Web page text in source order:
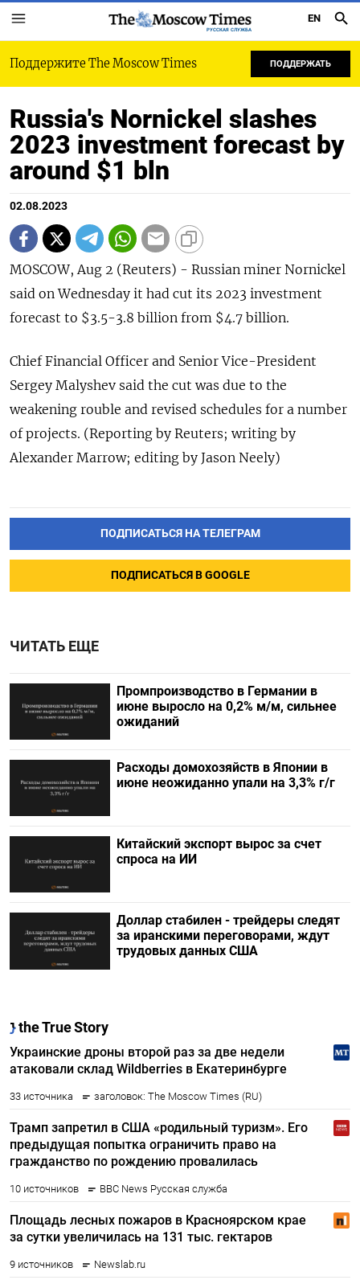
РУССКАЯ СЛУЖБА
EN
Поддержите The Moscow Times ПОДДЕРЖАТЬ
Russia's Nornickel slashes
2023 investment forecast by
around $1 bln
02.08.2023
MOSCOW, Aug 2 (Reuters) - Russian miner Nornickel
said on Wednesday it had cut its 2023 investment
forecast to $3.5-3.8 billion from $4.7 billion.
Chief Financial Officer and Senior Vice-President
Sergey Malyshev said the cut was due to the
weakening rouble and revised schedules for a number
of projects. (Reporting by Reuters; writing by
Alexander Marrow; editing by Jason Neely)
ПОДПИСАТЬСЯ НА ТЕЛЕГРАМ
ПОДПИСАТЬСЯ В GOOGLE
ЧИТАТЬ ЕЩЕ
Промпроизводство в Германии в
июне выросло на 0,2%​​​ м/м, сильнее
ожиданий
Расходы домохозяйств в Японии в
июне неожиданно упали на 3,3% г/г
Китайский экспорт вырос за счет
спроса на ИИ
Доллар стабилен - трейдеры следят
за иранскими переговорами, ждут
трудовых данных США